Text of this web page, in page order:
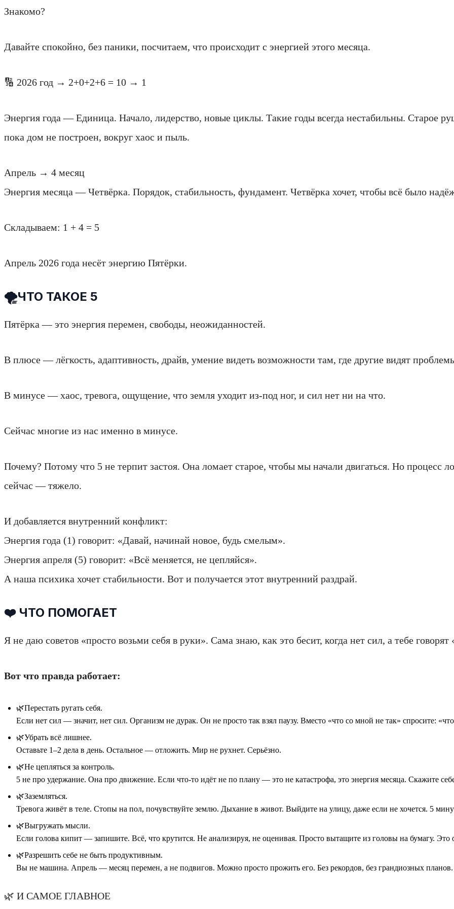
Знакомо?
Давайте спокойно, без паники, посчитаем, что происходит с энергией этого месяца.
🔢 2026 год → 2+0+2+6 = 10 → 1
Энергия года — Единица. Начало, лидерство, новые циклы. Такие годы всегда нестабильны. Старое
пока дом не построен, вокруг хаос и пыль.
Апрель → 4 месяц
Энергия месяца — Четвёрка. Порядок, стабильность, фундамент. Четвёрка хочет, чтобы всё было
Складываем: 1 + 4 = 5
Апрель 2026 года несёт энергию Пятёрки.
🌪ЧТО ТАКОЕ 5
Пятёрка — это энергия перемен, свободы, неожиданностей.
В плюсе — лёгкость, адаптивность, драйв, умение видеть возможности там, где другие видят
В минусе — хаос, тревога, ощущение, что земля уходит из-под ног, и сил нет ни на что.
Сейчас многие из нас именно в минусе.
Почему? Потому что 5 не терпит застоя. Она ломает старое, чтобы мы начали двигаться. Но процесс
сейчас — тяжело.
И добавляется внутренний конфликт:
Энергия года (1) говорит: «Давай, начинай новое, будь смелым».
Энергия апреля (5) говорит: «Всё меняется, не цепляйся».
А наша психика хочет стабильности. Вот и получается этот внутренний раздрай.
❤️ ЧТО ПОМОГАЕТ
Я не даю советов «просто возьми себя в руки». Сама знаю, как это бесит, когда нет сил, а тебе говорят
Вот что правда работает:
🌿Перестать ругать себя.
Если нет сил — значит, нет сил. Организм не дурак. Он не просто так взял паузу. Вместо «что со мной не так» спросите:
🌿Убрать всё лишнее.
Оставьте 1–2 дела в день. Остальное — отложить. Мир не рухнет. Серьёзно.
🌿Не цепляться за контроль.
5 не про удержание. Она про движение. Если что-то идёт не по плану — это не катастрофа, это энергия месяца. Скажите
🌿Заземляться.
Тревога живёт в теле. Стопы на пол, почувствуйте землю. Дыхание в живот. Выйдите на улицу, даже если не хочется. 5
🌿Выгружать мысли.
Если голова кипит — запишите. Всё, что крутится. Не анализируя, не оценивая. Просто вытащите из головы на бумагу. Это
🌿Разрешить себе не быть продуктивным.
Вы не машина. Апрель — месяц перемен, а не подвигов. Можно просто прожить его. Без рекордов, без грандиозных планов.
🌿 И САМОЕ ГЛАВНОЕ